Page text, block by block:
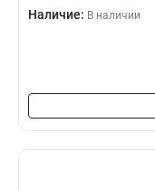
Наличие: В наличии